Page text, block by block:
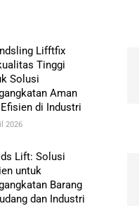
Lifftfix
Tinggi
Solusi
Aman
di Industri
2026
Lift: Solusi
untuk
Barang
dan Industri